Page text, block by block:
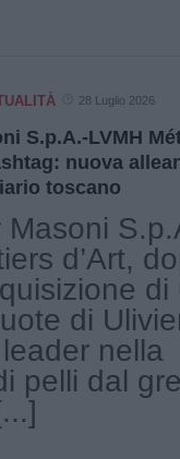
28 Luglio 2026
S.p.A.-LVMH
nuova
toscano
Masoni
d’Art,
di
di
nella
pelli dal